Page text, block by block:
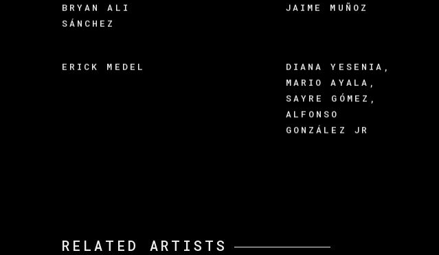
BRYAN ALI
SÁNCHEZ
JAIME MUÑOZ
ERICK MEDEL
DIANA YESENIA,
MARIO AYALA,
SAYRE GÓMEZ,
ALFONSO
GONZÁLEZ JR
RELATED ARTISTS